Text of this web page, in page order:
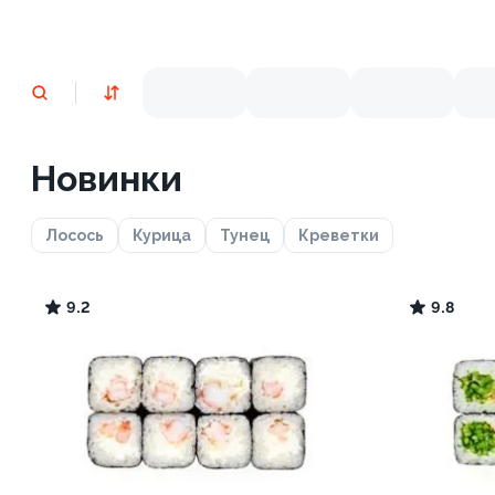
Новинки
Лосось Курица Тунец Креветки
9.2 9.8